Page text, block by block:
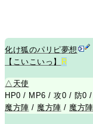
化け狐のパリピ夢想
【こいこいっ】
R
△ 天使
HP0 / MP6 / 攻0 / 防0
魔方陣 / 魔方陣 / 魔方陣